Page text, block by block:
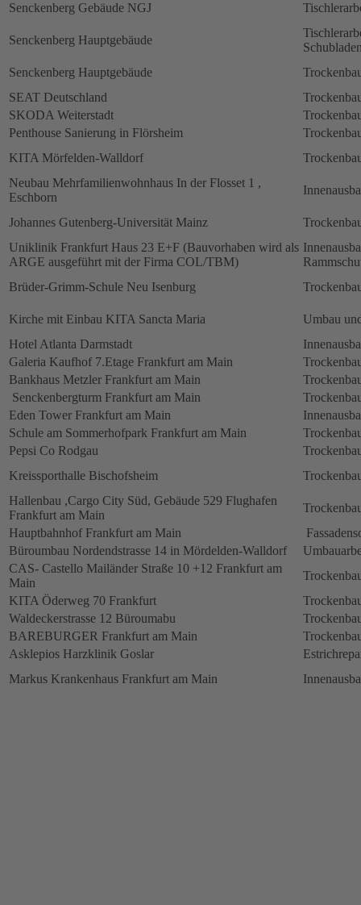
Senckenberg Gebäude NGJ
Senckenberg Hauptgebäude
Senckenberg Hauptgebäude
SEAT Deutschland
SKODA Weiterstadt
Penthouse Sanierung in Flörsheim
KITA Mörfelden-Walldorf
Neubau Mehrfamilienwohnhaus In der Flosset 1 ,
Eschborn
Johannes Gutenberg-Universität Mainz
Uniklinik Frankfurt Haus 23 E+F (Bauvorhaben wird als
ARGE ausgeführt mit der Firma COL/TBM)
Brüder-Grimm-Schule Neu Isenburg
Kirche mit Einbau KITA Sancta Maria
Umbau
Hotel Atlanta Darmstadt
Galeria Kaufhof 7.Etage Frankfurt am Main
Bankhaus Metzler Frankfurt am Main
Senckenbergturm Frankfurt am Main
Eden Tower Frankfurt am Main
Schule am Sommerhofpark Frankfurt am Main
Pepsi Co Rodgau
Kreissporthalle Bischofsheim
Hallenbau ,Cargo City Süd, Gebäude 529 Flughafen
Frankfurt am Main
Hauptbahnhof Frankfurt am Main
Büroumbau Nordendstrasse 14 in Mördelden-Walldorf
CAS- Castello Mailänder Straße 10 +12 Frankfurt am
Main
KITA Öderweg 70 Frankfurt
Waldeckerstrasse 12 Büroumabu
BAREBURGER Frankfurt am Main
Asklepios Harzklinik Goslar
Markus Krankenhaus Frankfurt am Main